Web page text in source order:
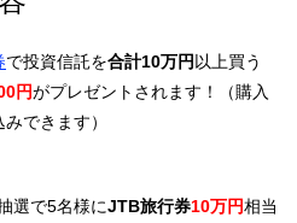
で投資信託を合計10万円以上買う
円がプレゼントされます！（購入
できます）
選で5名様にJTB旅行券10万円相当